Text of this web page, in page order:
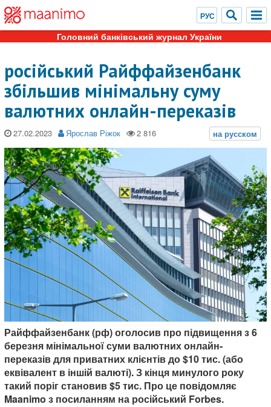
Головний банківський журнал України
російський Райффайзенбанк
збільшив мінімальну суму
валютних онлайн-переказів
27.02.2023 Ярослав Ріжок
Райффайзенбанк (рф) оголосив про підвищення з 6
березня мінімальної суми валютних онлайн-
переказів для приватних клієнтів до $10 тис. (або
еквівалент в іншій валюті). З кінця минулого року
такий поріг становив $5 тис. Про це повідомляє
Maanimo з посиланням на російський Forbes.